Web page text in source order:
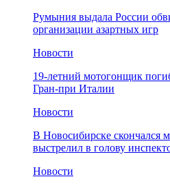
Румыния выдала России
организации азартных игр
Новости
19-летний мотогонщик
Гран-при Италии
Новости
В Новосибирске скончался
выстрелил в голову
Новости